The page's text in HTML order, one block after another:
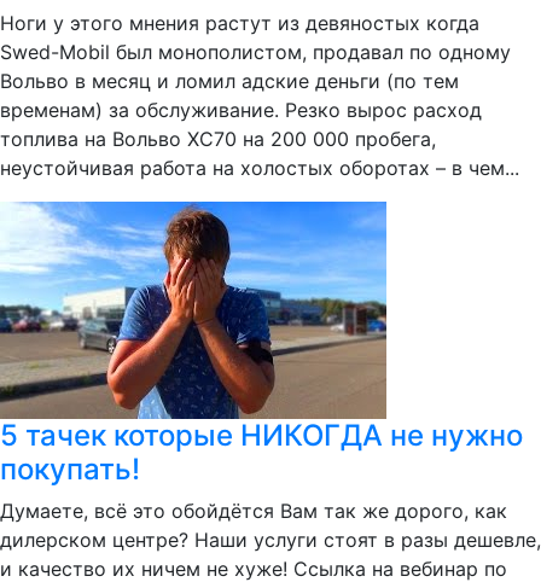
Ноги у этого мнения растут из девяностых когда
Swed-Mobil был монополистом, продавал по одному
Вольво в месяц и ломил адские деньги (по тем
временам) за обслуживание. Резко вырос расход
топлива на Вольво XC70 на 200 000 пробега,
неустойчивая работа на холостых оборотах – в чем...
5 тачек которые НИКОГДА не нужно
покупать!
Думаете, всё это обойдётся Вам так же дорого, как
дилерском центре? Наши услуги стоят в разы дешевле,
и качество их ничем не хуже! Ссылка на вебинар по